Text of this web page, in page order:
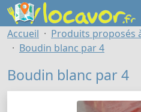
Accueil
Produits proposés
Boudin blanc par 4
Boudin blanc par 4